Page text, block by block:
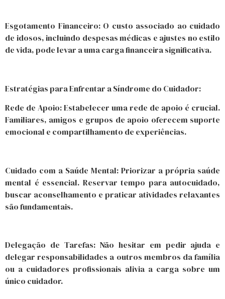
Esgotamento Financeiro: O custo associado ao cuidado
de idosos, incluindo despesas médicas e ajustes no estilo
de vida, pode levar a uma carga financeira significativa.
Estratégias para Enfrentar a Síndrome do Cuidador:
Rede de Apoio: Estabelecer uma rede de apoio é crucial.
Familiares, amigos e grupos de apoio oferecem suporte
emocional e compartilhamento de experiências.
Cuidado com a Saúde Mental: Priorizar a própria saúde
mental é essencial. Reservar tempo para autocuidado,
buscar aconselhamento e praticar atividades relaxantes
são fundamentais.
Delegação de Tarefas: Não hesitar em pedir ajuda e
delegar responsabilidades a outros membros da família
ou a cuidadores profissionais alivia a carga sobre um
único cuidador.